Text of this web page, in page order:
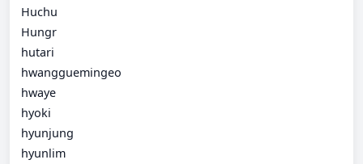
Huchu
Hungr
hutari
hwangguemingeo
hwaye
hyoki
hyunjung
hyunlim